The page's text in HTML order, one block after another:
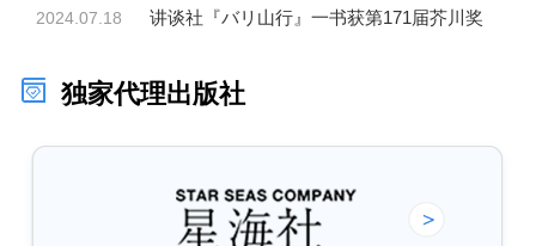
2024.07.18 讲谈社『バリ山行』一书获第171届芥川奖
独家代理出版社